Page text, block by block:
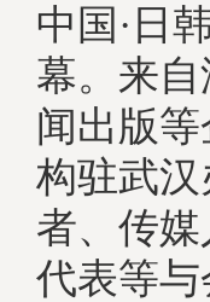
中国·日
幕。来
闻出版
构驻武
者、传
代表等